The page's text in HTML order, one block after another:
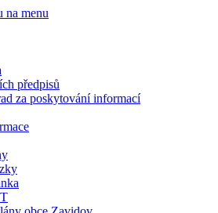
na menu
předpisů
za poskytování informací